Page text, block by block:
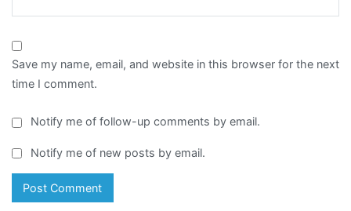
Save my name, email, and website in this browser for the next
time I comment.
Notify me of follow-up comments by email.
Notify me of new posts by email.